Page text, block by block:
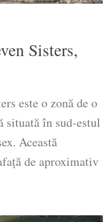
Sisters,
este o zonă de o
situată în sud-estul
Această
de aproximativ